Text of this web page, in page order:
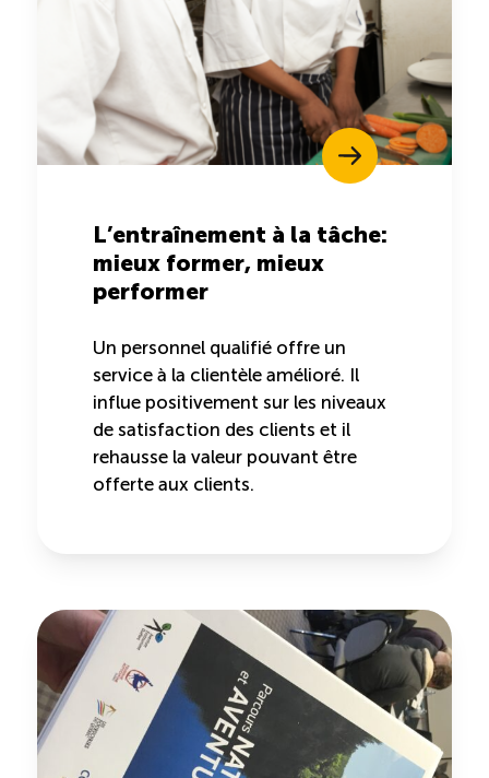
L’entraînement à la tâche:
mieux former, mieux
performer
Un personnel qualifié offre un
service à la clientèle amélioré. Il
influe positivement sur les niveaux
de satisfaction des clients et il
rehausse la valeur pouvant être
offerte aux clients.